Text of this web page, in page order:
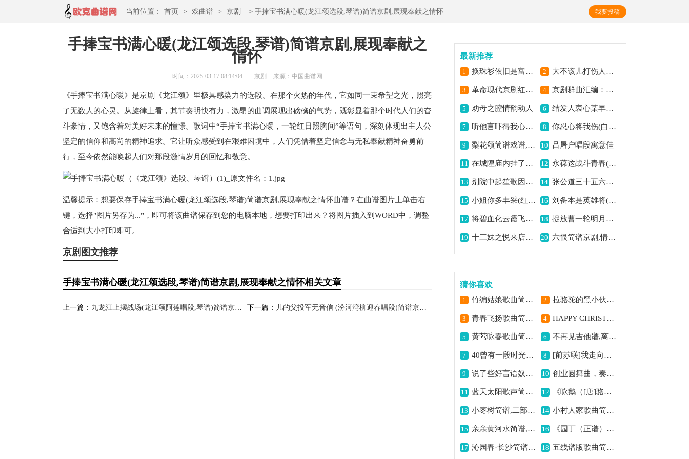
当前位置： 首页 > 戏曲谱 > 京剧 > 手捧宝书满心暖(龙江颂选段,琴谱)简谱京剧,展现奉献之情怀 我要投稿
手捧宝书满心暖(龙江颂选段,琴谱)简谱京剧,展现奉献之
情怀
时间：2025-03-17 08:14:04 京剧 来源：中国曲谱网
《手捧宝书满心暖》是京剧《龙江颂》里极具感染力的选段。在那个火热的年代，它如同一束希望之光，照亮
了无数人的心灵。从旋律上看，其节奏明快有力，激昂的曲调展现出磅礴的气势，既彰显着那个时代人们的奋
斗豪情，又饱含着对美好未来的憧憬。歌词中“手捧宝书满心暖，一轮红日照胸间”等语句，深刻体现出主人公
坚定的信仰和高尚的精神追求。它让听众感受到在艰难困境中，人们凭借着坚定信念与无私奉献精神奋勇前
行，至今依然能唤起人们对那段激情岁月的回忆和敬意。
温馨提示：想要保存手捧宝书满心暖(龙江颂选段,琴谱)简谱京剧,展现奉献之情怀曲谱？在曲谱图片上单击右
键，选择"图片另存为..."，即可将该曲谱保存到您的电脑本地，想要打印出来？将图片插入到WORD中，调整
合适到大小打印即可。
京剧图文推荐
手捧宝书满心暖(龙江颂选段,琴谱)简谱京剧,展现奉献之情怀相关文章
上一篇： 九龙江上摆战场(龙江颂阿莲唱段,琴谱)简谱京剧,展现龙江斗争豪情 下一篇： 儿的父投军无音信 (汾河湾柳迎春唱段)简谱京剧,盼夫归情思悠长
最新推荐
1 换珠衫依旧是富贵容样(锁麟囊选段,恒流星琴谱)简谱京剧,展现富贵雍容意境 2 大不该儿打伤人把大祸闯下 (李逵探母李母唱段)简谱京剧, 唱出家母担忧情
3 革命现代京剧红色娘子军全剧主旋律乐谱之第五场 山口阻击简谱京剧,展现战斗激昂意境 4 京剧群曲汇编：江儿水(3首)简谱京剧,曲调悠扬韵味足
5 劝母之腔情韵动人 6 结发人衷心某早知晓(野猪林林冲,张氏唱段)简谱京剧,诉夫妻情深之意
7 听他言吓得我心惊胆怕(捉放曹选段,琴谱)简谱京剧,展现惊恐之情境 8 你忍心将我伤(白蛇传选段)简谱京剧,情伤之感动人弦
9 梨花颂简谱戏谱,演绎经典梨园情 10 吕屠户唱段寓意佳
11 在城隍庙内挂了号(打棍出箱选段,琴谱)简谱京剧,展现落魄之境遇 12 永葆这战斗青春(红色娘子军选段,琴谱)简谱京剧,展现革命斗志情
13 别院中起笙歌因风送听(梅妃江采苹唱腔)简谱京剧,尽显哀怨意境 14 张公道三十五六子有靠(打侄上坟陈伯愚唱段,琴谱)简谱京剧,展现亲情深厚意
15 小姐你多丰采(红娘红娘唱腔)简谱京剧,展现红娘俏皮风情 16 刘备本是英雄将(徐母骂曹选段,徐母唱段,龚云甫演唱版)简谱京剧,展现英雄气概
17 将碧血化云霞飞向朝阳(蝶恋花第九场 杨开慧唱段)简谱京剧,展现英烈豪情 18 捉放曹一轮明月照窗下(京剧捉放曹选段,琴谱)简谱京剧,尽显月夜之幽情
19 十三妹之悦来店简谱京剧,展现侠义豪情 20 六恨简谱京剧,情怨恨愁尽显
猜你喜欢
1 竹编姑娘歌曲简谱,描绘美好姑娘形象 2 拉骆驼的黑小伙歌曲简谱,展现别样民族风情
3 青春飞扬歌曲简谱,活力青春之赞歌 4 HAPPY CHRISTMAS,LITTLE FRIEND歌曲简谱,欢快圣诞祝福曲
5 黄莺咏春歌曲简谱,描绘春日之灵动 6 不再见吉他谱,离别伤感之韵
7 40曾有一段时光（双谱）歌曲简谱,回忆往昔美好时光 8 [前苏联]我走向急流的河畔简谱,展现别样异域风情
9 说了些好言语奴才他不信(钓金龟康氏唱段)简谱京剧,尽显老旦韵味 10 创业圆舞曲，奏响奋斗乐章
11 蓝天太阳歌声简谱,二部轮唱韵味足 12 《咏鹅（[唐]骆宾王词 吴磊曲）》歌曲简谱,经典唐诗别样演绎
13 小枣树简谱,二部轮唱佳作 14 小村人家歌曲简谱,描绘乡村惬意生活
15 亲亲黄河水简谱,歌颂母亲河情 16 《园丁（正谱）》歌曲简谱,歌颂辛勤园丁之作
17 沁园春·长沙简谱,激昂展现青春志 18 五线谱版歌曲简谱,展现音乐独特魅力